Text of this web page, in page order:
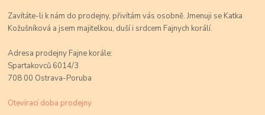
Zavítáte-li k nám do prodejny, přivítám vás osobně. Jmenuji se Katka
Kožušníková a jsem majitelkou, duší i srdcem Fajnych korálí.
Adresa prodejny Fajne korále:
Spartakovců 6014/3
708 00 Ostrava-Poruba
Otevírací doba prodejny